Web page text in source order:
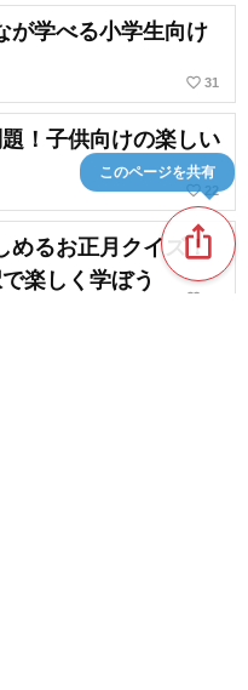
が学べる小学生向け
favorite_border 31
！子供向けの楽しい
favorite_border 22
めるお正月クイズ！
楽しく学ぼう
favorite_border
ios_share
このページを共有